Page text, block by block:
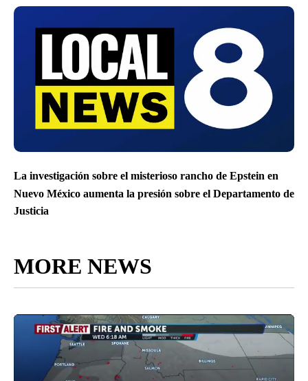
La investigación sobre el misterioso rancho de Epstein en
Nuevo México aumenta la presión sobre el Departamento de
Justicia
MORE NEWS